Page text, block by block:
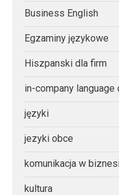
Business English
Egzaminy językowe
Hiszpanski dla firm
in-company language
języki
jezyki obce
komunikacja w
kultura